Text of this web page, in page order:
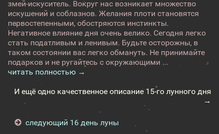
змей-искуситель. Вокруг нас возникает множество
искушений и соблазнов. Желания плоти становятся
первостепенными, обостряются инстинкты.
Негативное влияние дня очень велико. Сегодня легко
стать податливым и ленивым. Будьте осторожны, в
таком состоянии вас легко обмануть. Не принимайте
подарков и не ругайтесь с окружающими ...
читать полностью →
И ещё одно качественное описание 15-го лунного дня
→
следующий 16 день луны